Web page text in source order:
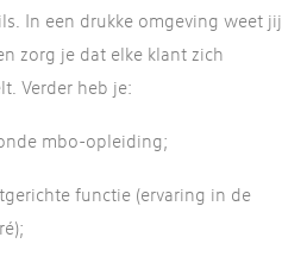
In een drukke omgeving weet jij
zorg je dat elke klant zich
Verder heb je:
mbo-opleiding;
functie (ervaring in de